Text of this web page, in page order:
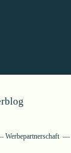
Werbepartnerschaft